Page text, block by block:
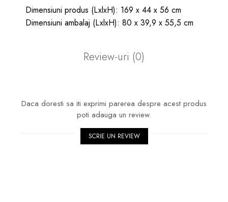
Dimensiuni produs (LxlxH): 169 x 44 x 56 cm
Dimensiuni ambalaj (LxlxH): 80 x 39,9 x 55,5 cm
Review-uri (0)
Daca doresti sa iti exprimi parerea despre acest produs
poti adauga un review.
SCRIE UN REVIEW